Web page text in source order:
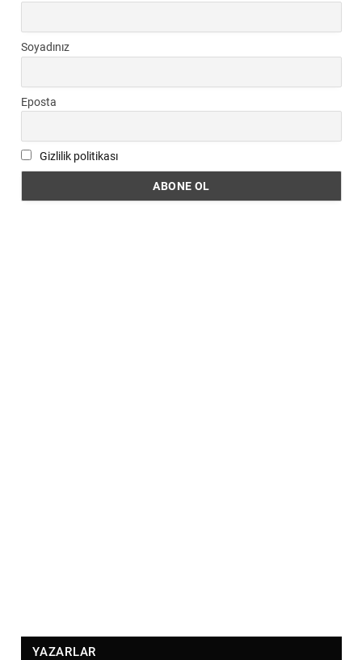
Soyadınız
Eposta
Gizlilik politikası
YAZARLAR